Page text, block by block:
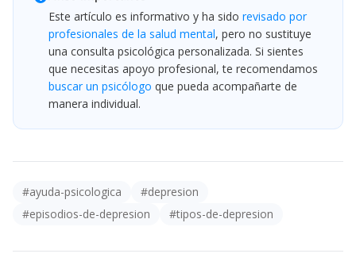
Este artículo es informativo y ha sido revisado por
profesionales de la salud mental, pero no sustituye
una consulta psicológica personalizada. Si sientes
que necesitas apoyo profesional, te recomendamos
buscar un psicólogo que pueda acompañarte de
manera individual.
#ayuda-psicologica #depresion
#episodios-de-depresion #tipos-de-depresion